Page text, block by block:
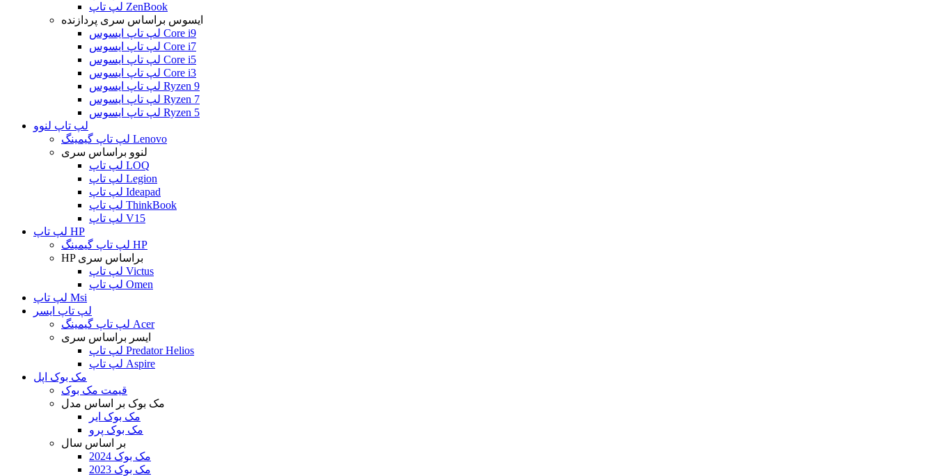
لپ تاپ ZenBook
ایسوس براساس سری پردازنده
لپ تاپ ایسوس Core i9
لپ تاپ ایسوس Core i7
لپ تاپ ایسوس Core i5
لپ تاپ ایسوس Core i3
لپ تاپ ایسوس Ryzen 9
لپ تاپ ایسوس Ryzen 7
لپ تاپ ایسوس Ryzen 5
لپ تاپ لنوو
لپ تاپ گیمینگ Lenovo
لنوو براساس سری
لپ تاپ LOQ
لپ تاپ Legion
لپ تاپ Ideapad
لپ تاپ ThinkBook
لپ تاپ V15
لپ تاپ HP
لپ تاپ گیمینگ HP
HP براساس سری
لپ تاپ Victus
لپ تاپ Omen
لپ تاپ Msi
لپ تاپ ایسر
لپ تاپ گیمینگ Acer
ایسر براساس سری
لپ تاپ Predator Helios
لپ تاپ Aspire
مک بوک اپل
قیمت مک بوک
مک بوک بر اساس مدل
مک بوک ایر
مک بوک پرو
بر اساس سال
مک بوک 2024
مک بوک 2023